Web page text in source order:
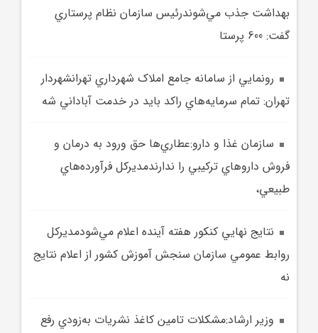
بهداشت جذب مي‌شوندرئيس سازمان نظام پرستاري
گفت: 600 پرستا
رونمايي از سامانه جامع املاک شهرداري تهرانشهردار
تهران: تمام سرمايه‌هاي راکد بايد در خدمت آباداني شه
سازمان غذا و دارو:عطاري‌ها حق ورود به درمان و
فروش داروهاي ترکيبي را ندارندمديرکل فرآورده‌هاي
طبيعي،
نتايج نهايي کنکور هفته آينده اعلام مي‌شودمديرکل
روابط عمومي سازمان سنجش آموزش کشور از اعلام نتايج
نه
وزير ارشاد:مشکلات تامين کاغذ نشريات به‌زودي رفع